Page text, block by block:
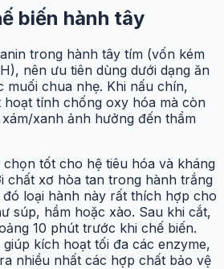
biến hành tây
trong hành tây tím (vốn kém
nên ưu tiên dùng dưới dạng ăn
muối chua nhẹ. Khi nấu chín,
tính chống oxy hóa mà còn
xanh ảnh hưởng đến thẩm
tốt cho hệ tiêu hóa và kháng
chất xơ hòa tan trong hành trắng
loại hành này rất thích hợp cho
súp, hầm hoặc xào. Sau khi cắt,
10 phút trước khi chế biến.
kích hoạt tối đa các enzyme,
nhiều nhất các hợp chất bảo vệ